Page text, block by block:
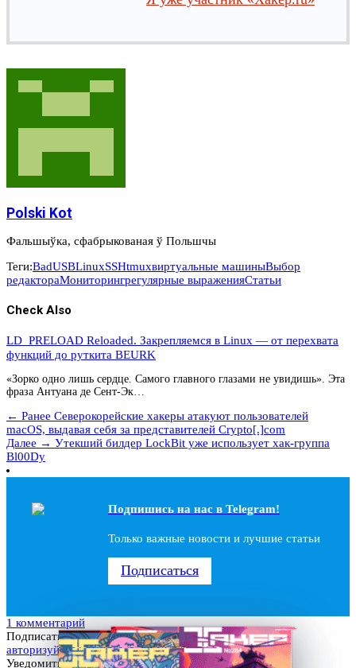
Polski Kot
Фальшыўка, сфабрыкованая ў Польшчы
Теги:BadUSBLinuxSSHtmuxвиртуальные машиныВыбор
редактораМониторингрегулярные выраженияСтатьи
Check Also
LD_PRELOAD Reloaded. Закрепляемся в Linux — от перехвата
функций до руткита BEURK
«Зорко одно лишь сердце. Самого главного глазами не увидишь». Эта
фраза Антуана де Сент-Эк…
← Ранее Северокорейские хакеры атакуют пользователей
macOS, выдавая себя за представителей Crypto[.]com
Далее → Утекший билдер LockBit уже использует хак-группа
Bl00Dy
Подпишись на наc в Telegram!
Только важные новости и лучшие статьи
Подписаться
1 комментарий
Подписаться
авторизуйтесь
Уведомить о